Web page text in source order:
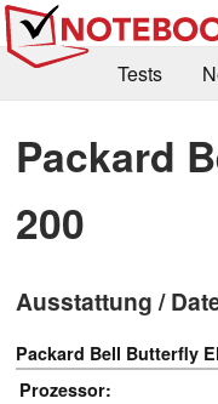
Tests
Kaufberatung
Forum
Packard
200
Ausstattung /
Packard Bell Butterfly
Prozessor